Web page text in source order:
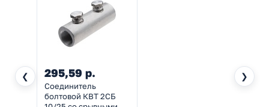
❮ ❯
295,59 р.
Соединитель
болтовой КВТ 2СБ